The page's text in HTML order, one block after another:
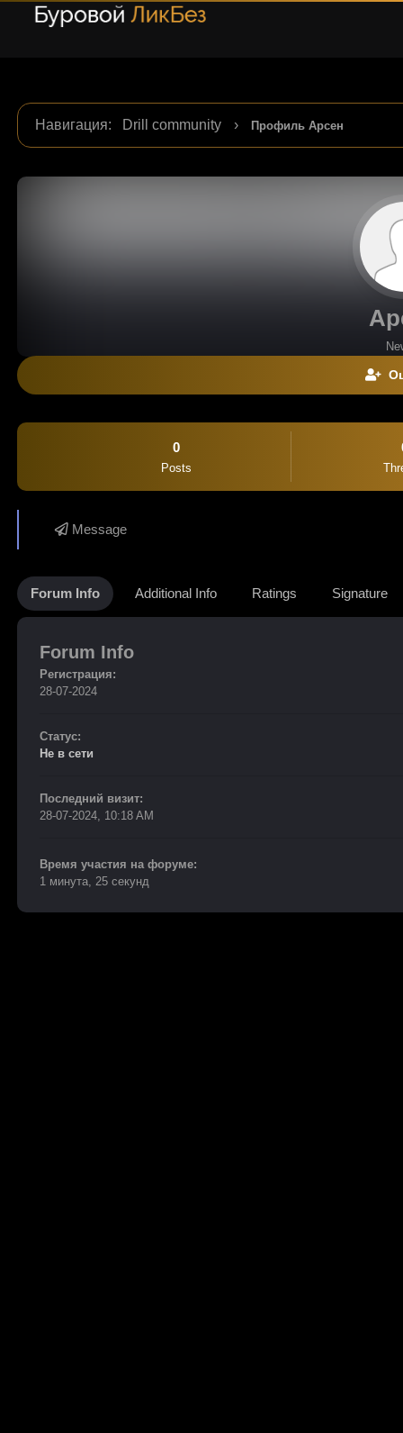
Навигация: Drill community › Профиль Арсен
0
Posts
Message
Forum Info Additional Info Ratings Signature
Forum Info
Регистрация:
28-07-2024
Статус:
Не в сети
Последний визит:
28-07-2024, 10:18 AM
Время участия на форуме:
1 минута, 25 секунд